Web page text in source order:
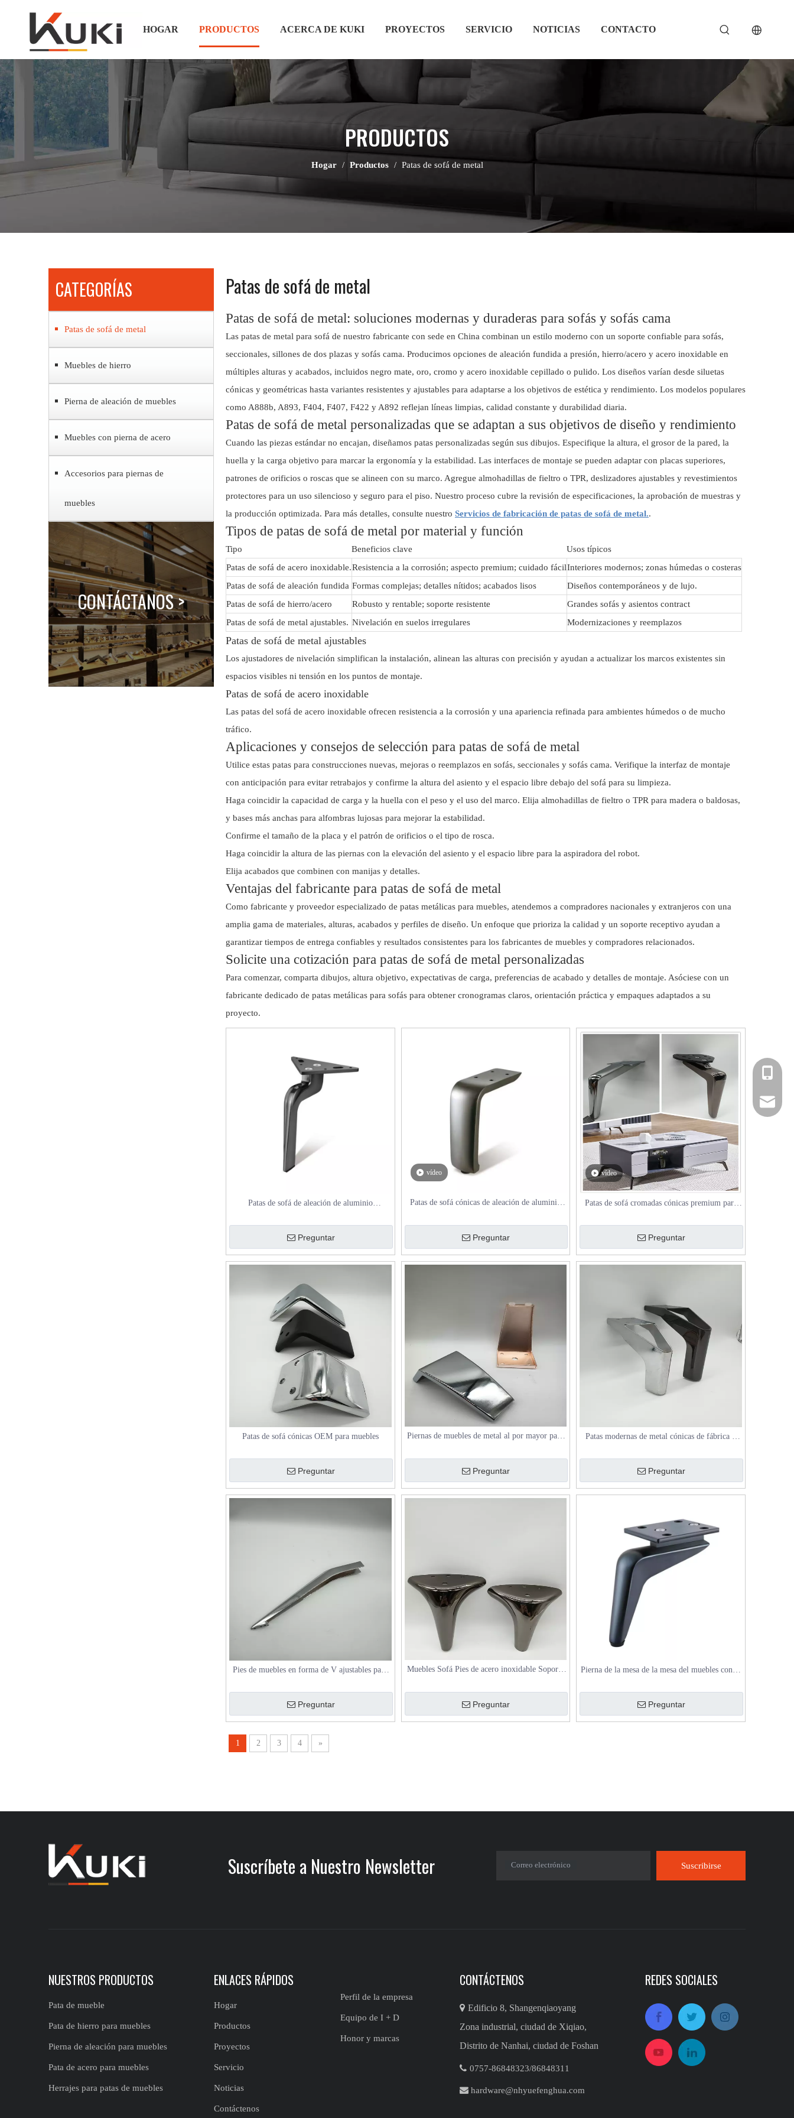
HOGAR PRODUCTOS ACERCA DE KUKI PROYECTOS SERVICIO NOTICIAS CONTACTO
PRODUCTOS
Hogar / Productos / Patas de sofá de metal
CATEGORÍAS
Patas de sofá de metal
Muebles de hierro
Pierna de aleación de muebles
Muebles con pierna de acero
Accesorios para piernas de
muebles
CONTÁCTANOS >
Patas de sofá de metal
Patas de sofá de metal: soluciones modernas y duraderas para sofás y sofás cama
Las patas de metal para sofá de nuestro fabricante con sede en China combinan un estilo moderno con un soporte confiable para sofás,
seccionales, sillones de dos plazas y sofás cama. Producimos opciones de aleación fundida a presión, hierro/acero y acero inoxidable en
múltiples alturas y acabados, incluidos negro mate, oro, cromo y acero inoxidable cepillado o pulido. Los diseños varían desde siluetas
cónicas y geométricas hasta variantes resistentes y ajustables para adaptarse a los objetivos de estética y rendimiento. Los modelos populares
como A888b, A893, F404, F407, F422 y A892 reflejan líneas limpias, calidad constante y durabilidad diaria.
Patas de sofá de metal personalizadas que se adaptan a sus objetivos de diseño y rendimiento
Cuando las piezas estándar no encajan, diseñamos patas personalizadas según sus dibujos. Especifique la altura, el grosor de la pared, la
huella y la carga objetivo para marcar la ergonomía y la estabilidad. Las interfaces de montaje se pueden adaptar con placas superiores,
patrones de orificios o roscas que se alineen con su marco. Agregue almohadillas de fieltro o TPR, deslizadores ajustables y revestimientos
protectores para un uso silencioso y seguro para el piso. Nuestro proceso cubre la revisión de especificaciones, la aprobación de muestras y
la producción optimizada. Para más detalles, consulte nuestro Servicios de fabricación de patas de sofá de metal..
Tipos de patas de sofá de metal por material y función
Tipo Beneficios clave
Usos típicos
Patas de sofá de acero inoxidable.Resistencia a la corrosión; aspecto premium; cuidado fácilInteriores modernos; zonas húmedas o costeras
Patas de sofá de aleación fundida Formas complejas; detalles nítidos; acabados lisos
Diseños contemporáneos y de lujo.
Patas de sofá de hierro/acero
Robusto y rentable; soporte resistente
Grandes sofás y asientos contract
Patas de sofá de metal ajustables. Nivelación en suelos irregulares Modernizaciones y reemplazos
Patas de sofá de metal ajustables
Los ajustadores de nivelación simplifican la instalación, alinean las alturas con precisión y ayudan a actualizar los marcos existentes sin
espacios visibles ni tensión en los puntos de montaje.
Patas de sofá de acero inoxidable
Las patas del sofá de acero inoxidable ofrecen resistencia a la corrosión y una apariencia refinada para ambientes húmedos o de mucho
tráfico.
Aplicaciones y consejos de selección para patas de sofá de metal
Utilice estas patas para construcciones nuevas, mejoras o reemplazos en sofás, seccionales y sofás cama. Verifique la interfaz de montaje
con anticipación para evitar retrabajos y confirme la altura del asiento y el espacio libre debajo del sofá para su limpieza.
Haga coincidir la capacidad de carga y la huella con el peso y el uso del marco. Elija almohadillas de fieltro o TPR para madera o baldosas,
y bases más anchas para alfombras lujosas para mejorar la estabilidad.
Confirme el tamaño de la placa y el patrón de orificios o el tipo de rosca.
Haga coincidir la altura de las piernas con la elevación del asiento y el espacio libre para la aspiradora del robot.
Elija acabados que combinen con manijas y detalles.
Ventajas del fabricante para patas de sofá de metal
Como fabricante y proveedor especializado de patas metálicas para muebles, atendemos a compradores nacionales y extranjeros con una
amplia gama de materiales, alturas, acabados y perfiles de diseño. Un enfoque que prioriza la calidad y un soporte receptivo ayudan a
garantizar tiempos de entrega confiables y resultados consistentes para los fabricantes de muebles y compradores relacionados.
Solicite una cotización para patas de sofá de metal personalizadas
Para comenzar, comparta dibujos, altura objetivo, expectativas de carga, preferencias de acabado y detalles de montaje. Asóciese con un
fabricante dedicado de patas metálicas para sofás para obtener cronogramas claros, orientación práctica y empaques adaptados a su
proyecto.
Patas de sofá de aleación de aluminio
Preguntar
vídeo
Patas de sofá cónicas de aleación de aluminio
Preguntar
vídeo
Patas de sofá cromadas cónicas premium para
Preguntar
Patas de sofá cónicas OEM para muebles
Preguntar
Piernas de muebles de metal al por mayor para
Preguntar
Patas modernas de metal cónicas de fábrica y
Preguntar
Pies de muebles en forma de V ajustables para
Preguntar
Muebles Sofá Pies de acero inoxidable Soporte
Preguntar
Pierna de la mesa de la mesa del muebles con la
Preguntar
1 2 3 4 »
Suscríbete a Nuestro Newsletter Correo electrónico Suscribirse
NUESTROS PRODUCTOS
Pata de mueble
Pata de hierro para muebles
Pierna de aleación para muebles
Pata de acero para muebles
Herrajes para patas de muebles
ENLACES RÁPIDOS
Hogar
Productos
Proyectos
Servicio
Noticias
Contáctenos
Perfil de la empresa
Equipo de I + D
Honor y marcas
CONTÁCTENOS
 Edificio 8, Shangenqiaoyang
Zona industrial, ciudad de Xiqiao,
Distrito de Nanhai, ciudad de Foshan
 0757-86848323/86848311​​​​​​
 hardware@nhyuefenghua.com
REDES SOCIALES
+86-